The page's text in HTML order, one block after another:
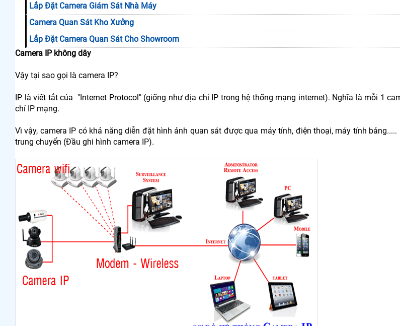
Lắp Đặt Camera Giám Sát Nhà Máy
Camera Quan Sát Kho Xưởng
Lắp Đặt Camera Quan Sát Cho Showroom
Camera IP không dây
Vậy tại sao gọi là camera IP?
IP là viết tắt của "Internet Protocol" (giống như địa chỉ IP trong hệ thống mạng internet). Nghĩa là mỗi 1
chỉ IP mạng.
Vì vậy, camera IP có khả năng diễn đặt hình ảnh quan sát được qua máy tính, điện thoại, máy tính
trung chuyển (Đầu ghi hình camera IP).